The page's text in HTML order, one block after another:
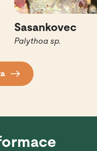
Sasankovec
Palythoa sp.